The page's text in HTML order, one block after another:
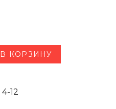
В КОРЗИНУ
4-12